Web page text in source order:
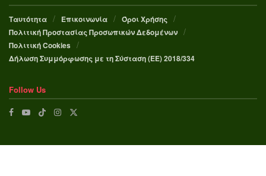
Ταυτότητα Επικοινωνία
Όροι Χρήσης
Πολιτική Προστασίας Προσωπικών Δεδομένων
Πολιτική Cookies
Δήλωση Συμμόρφωσης με τη Σύσταση (ΕΕ) 2018/334
Follow Us